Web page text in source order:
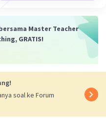
Master Teacher
GRATIS!
soal ke Forum